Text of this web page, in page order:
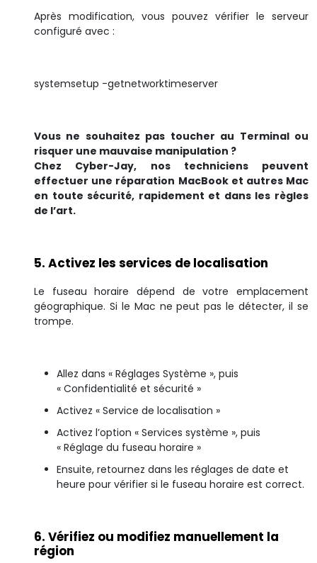
Après modification, vous pouvez vérifier le serveur
configuré avec :
systemsetup -getnetworktimeserver
Vous ne souhaitez pas toucher au Terminal ou
risquer une mauvaise manipulation ?
Chez Cyber-Jay, nos techniciens peuvent
effectuer une réparation MacBook et autres Mac
en toute sécurité, rapidement et dans les règles
de l’art.
5. Activez les services de localisation
Le fuseau horaire dépend de votre emplacement
géographique. Si le Mac ne peut pas le détecter, il se
trompe.
Allez dans « Réglages Système », puis
« Confidentialité et sécurité »
Activez « Service de localisation »
Activez l’option « Services système », puis
« Réglage du fuseau horaire »
Ensuite, retournez dans les réglages de date et
heure pour vérifier si le fuseau horaire est correct.
6. Vérifiez ou modifiez manuellement la
région